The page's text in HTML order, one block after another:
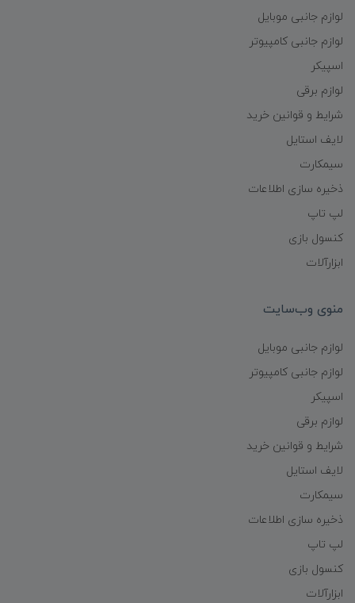
لوازم جانبی موبایل
لوازم جانبی کامپیوتر
اسپیکر
لوازم برقی
شرایط و قوانین خرید
لایف استایل
سیمکارت
ذخیره سازی اطلاعات
لپ تاپ
کنسول بازی
ابزارآلات
منوی وب‌سایت
لوازم جانبی موبایل
لوازم جانبی کامپیوتر
اسپیکر
لوازم برقی
شرایط و قوانین خرید
لایف استایل
سیمکارت
ذخیره سازی اطلاعات
لپ تاپ
کنسول بازی
ابزارآلات